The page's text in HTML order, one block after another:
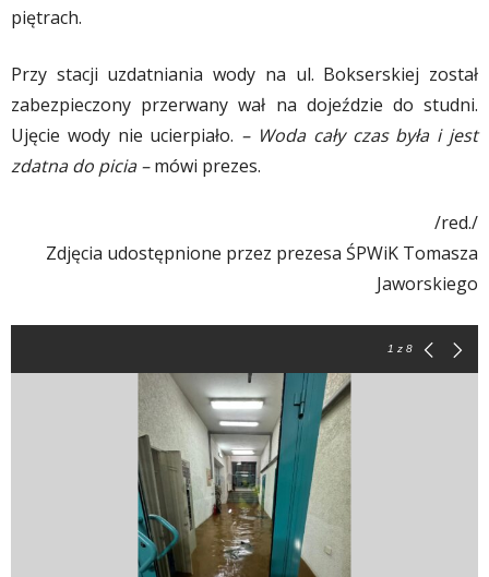
piętrach.
Przy stacji uzdatniania wody na ul. Bokserskiej został
zabezpieczony przerwany wał na dojeździe do studni.
Ujęcie wody nie ucierpiało. – Woda cały czas była i jest
zdatna do picia –mówi prezes.
/red./
Zdjęcia udostępnione przez prezesa ŚPWiK Tomasza
Jaworskiego
1 z 8